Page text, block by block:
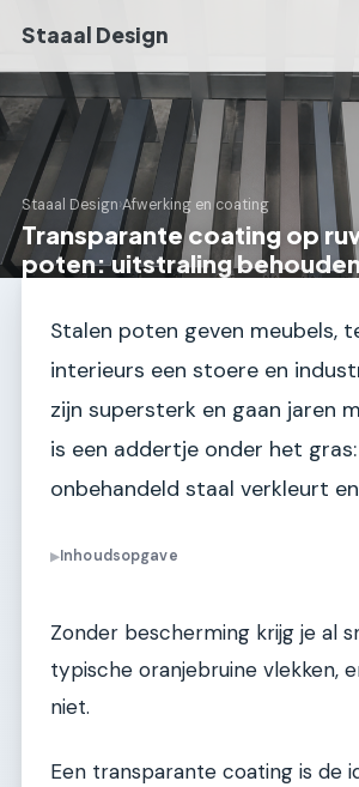
Staaal Design
Staaal Design›Afwerking en coating
Transparante coating op
poten: uitstraling behouden
Stalen poten geven meubels,
interieurs een stoere en
zijn supersterk en gaan jaren
is een addertje onder het gras:
onbehandeld staal verkleurt
▶Inhoudsopgave
Zonder bescherming krijg je al
typische oranjebruine vlekken,
niet.
Een transparante coating is de